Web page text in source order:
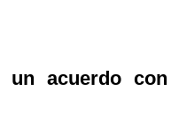
acuerdo con